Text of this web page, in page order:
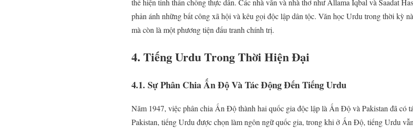
thể hiện tinh thần chống thực dân. Các nhà văn và nhà thơ như Allama Iqbal và Saadat
phản ánh những bất công xã hội và kêu gọi độc lập dân tộc. Văn học Urdu trong thời kỳ
mà còn là một phương tiện đấu tranh chính trị.
4. Tiếng Urdu Trong Thời Hiện Đại
4.1. Sự Phân Chia Ấn Độ Và Tác Động Đến Tiếng Urdu
Năm 1947, việc phân chia Ấn Độ thành hai quốc gia độc lập là Ấn Độ và Pakistan đã có
Pakistan, tiếng Urdu được chọn làm ngôn ngữ quốc gia, trong khi ở Ấn Độ, tiếng Urdu